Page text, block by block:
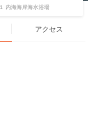
内海海岸海水浴場
アクセス